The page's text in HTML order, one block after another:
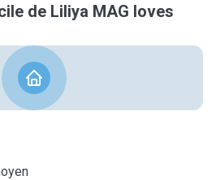
de Liliya MAG loves